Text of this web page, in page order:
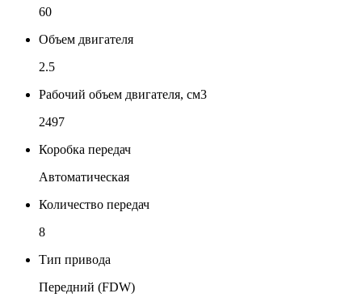
60
Объем двигателя
2.5
Рабочий объем двигателя, см3
2497
Коробка передач
Автоматическая
Количество передач
8
Тип привода
Передний (FDW)